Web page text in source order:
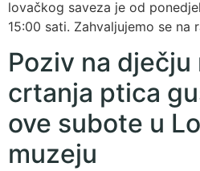
lovačkog saveza je od
15:00 sati. Zahvaljujemo se na
Poziv na
crtanja ptica
ove subote u
muzeju